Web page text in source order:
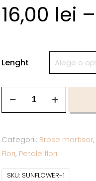
16,00 lei –
Lenght
Categorii: Brose martisor,
Flori, Petale flori
SKU: SUNFLOWER-1